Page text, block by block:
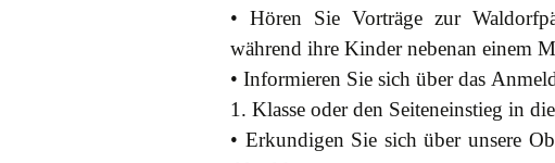
• Hören Sie Vorträge zur
während ihre Kinder nebenan einem
• Informieren Sie sich über das
1. Klasse oder den Seiteneinstieg in
• Erkundigen Sie sich über unsere